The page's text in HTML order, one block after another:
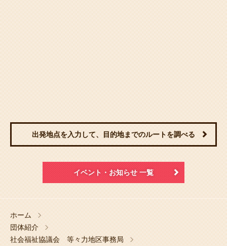
出発地点を入力して、目的地までのルートを調べる
イベント・お知らせ 一覧
ホーム
団体紹介
社会福祉協議会 等々力地区事務局